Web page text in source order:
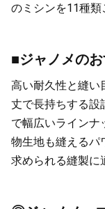
のミシンを11種類
■ジャノメの
高い耐久性と縫い
丈で長持ちする設
で幅広いラインナ
物生地も縫えるパ
求められる縫製に